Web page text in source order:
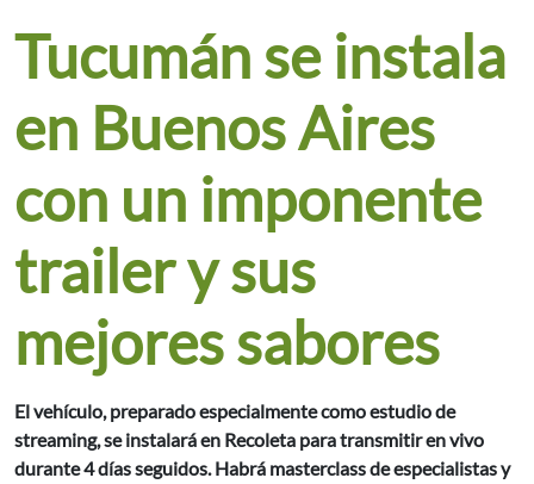
Tucumán se instala
en Buenos Aires
con un imponente
trailer y sus
mejores sabores
El vehículo, preparado especialmente como estudio de
streaming, se instalará en Recoleta para transmitir en vivo
durante 4 días seguidos. Habrá masterclass de especialistas y